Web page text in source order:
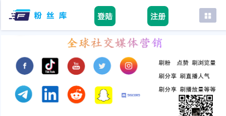
登陆 注册
首页
tiktok